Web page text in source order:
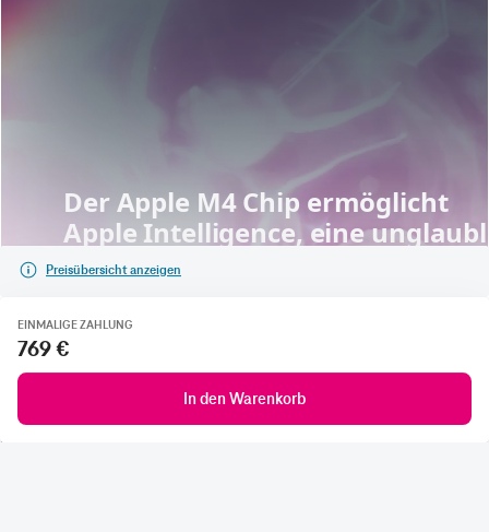
Preisübersicht anzeigen
EINMALIGE ZAHLUNG
769 €
In den Warenkorb